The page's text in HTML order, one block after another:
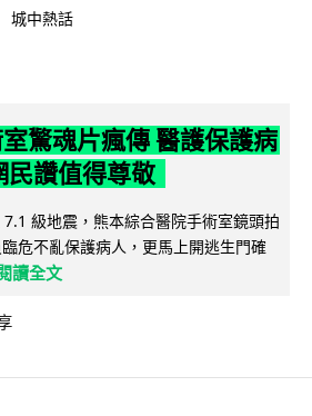
城中熱話
驚魂片瘋傳 醫護保護病
民讚值得尊敬
級地震，熊本綜合醫院手術室鏡頭拍
危不亂保護病人，更馬上開逃生門確
閱讀全文